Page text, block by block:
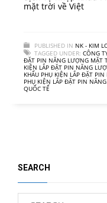
mặt trời về Việt
PUBLISHED IN NK - KIM
TAGGED UNDER: CÔNG
ĐẶT PIN NĂNG LƯỢNG MẶT
KIỆN LẮP ĐẶT PIN NĂNG
KHẨU PHỤ KIỆN LẮP ĐẶT
PHỤ KIỆN LẮP ĐẶT PIN
QUỐC TẾ
SEARCH